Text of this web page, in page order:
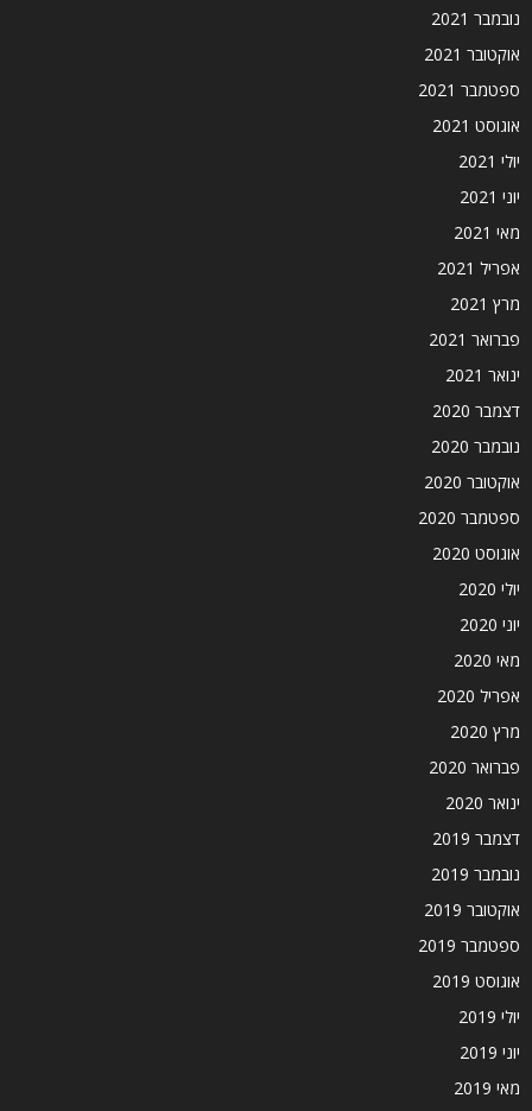
נובמבר 2021
אוקטובר 2021
ספטמבר 2021
אוגוסט 2021
יולי 2021
יוני 2021
מאי 2021
אפריל 2021
מרץ 2021
פברואר 2021
ינואר 2021
דצמבר 2020
נובמבר 2020
אוקטובר 2020
ספטמבר 2020
אוגוסט 2020
יולי 2020
יוני 2020
מאי 2020
אפריל 2020
מרץ 2020
פברואר 2020
ינואר 2020
דצמבר 2019
נובמבר 2019
אוקטובר 2019
ספטמבר 2019
אוגוסט 2019
יולי 2019
יוני 2019
מאי 2019